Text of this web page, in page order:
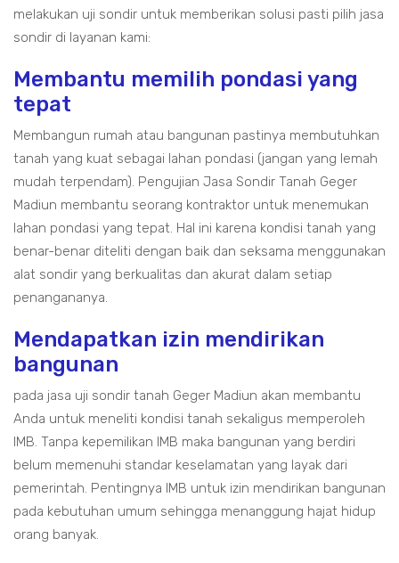
melakukan uji sondir untuk memberikan solusi pasti pilih jasa
sondir di layanan kami:
Membantu memilih pondasi yang
tepat
Membangun rumah atau bangunan pastinya membutuhkan
tanah yang kuat sebagai lahan pondasi (jangan yang lemah
mudah terpendam). Pengujian Jasa Sondir Tanah Geger
Madiun membantu seorang kontraktor untuk menemukan
lahan pondasi yang tepat. Hal ini karena kondisi tanah yang
benar-benar diteliti dengan baik dan seksama menggunakan
alat sondir yang berkualitas dan akurat dalam setiap
penangananya.
Mendapatkan izin mendirikan
bangunan
pada jasa uji sondir tanah Geger Madiun akan membantu
Anda untuk meneliti kondisi tanah sekaligus memperoleh
IMB. Tanpa kepemilikan IMB maka bangunan yang berdiri
belum memenuhi standar keselamatan yang layak dari
pemerintah. Pentingnya IMB untuk izin mendirikan bangunan
pada kebutuhan umum sehingga menanggung hajat hidup
orang banyak.